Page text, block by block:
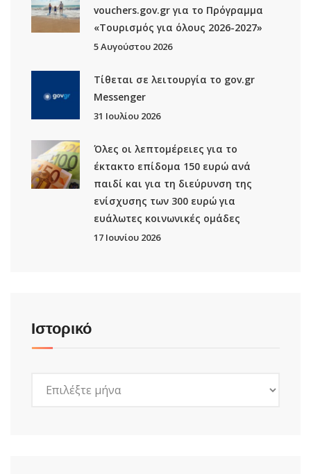
vouchers.gov.gr για το Πρόγραμμα
«Τουρισμός για όλους 2026-2027»
5 Αυγούστου 2026
Τίθεται σε λειτουργία το gov.gr
Μessenger
31 Ιουλίου 2026
Όλες οι λεπτομέρειες για το
έκτακτο επίδομα 150 ευρώ ανά
παιδί και για τη διεύρυνση της
ενίσχυσης των 300 ευρώ για
ευάλωτες κοινωνικές ομάδες
17 Ιουνίου 2026
Ιστορικό